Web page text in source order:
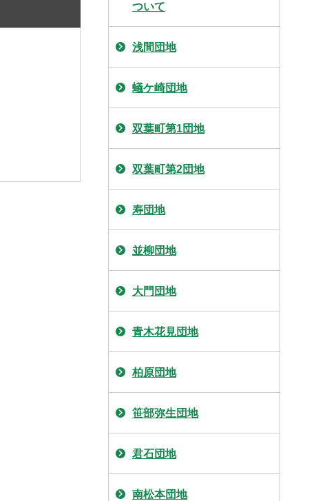
ついて
浅間団地
蟻ケ崎団地
双葉町第1団地
双葉町第2団地
寿団地
並柳団地
大門団地
青木花見団地
柏原団地
笹部弥生団地
君石団地
南松本団地